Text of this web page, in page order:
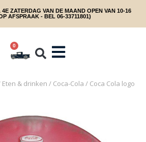
ZATERDAG VAN DE MAAND OPEN VAN 10-16
AFSPRAAK - BEL 06-33711801)
0
Eten & drinken / Coca-Cola / Coca Cola logo